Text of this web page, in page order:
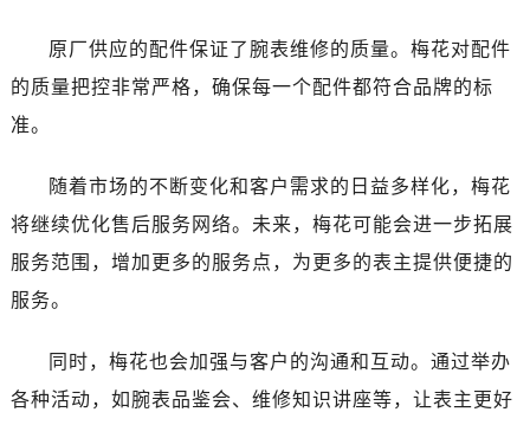
陕西省榆林市榆阳区长兴路售后服务中心（需提前预约）
新疆维吾尔自治区阿拉山口市友好路售后服务中心（需提前预约）
新疆维吾尔自治区阿勒泰市解放路售后服务中心（需提前预约）
新疆维吾尔自治区阿图什市光明路售后服务中心（需提前预约）
新疆维吾尔自治区博乐市博乐市北京路售后服务中心（需提前预约）
新疆维吾尔自治区昌吉市延安北路售后服务中心（需提前预约）
原厂供应的配件保证了腕表维修的质量。梅花对配件
的质量把控非常严格，确保每一个配件都符合品牌的标
准。
随着市场的不断变化和客户需求的日益多样化，梅花
将继续优化售后服务网络。未来，梅花可能会进一步拓展
服务范围，增加更多的服务点，为更多的表主提供便捷的
服务。
同时，梅花也会加强与客户的沟通和互动。通过举办
各种活动，如腕表品鉴会、维修知识讲座等，让表主更好